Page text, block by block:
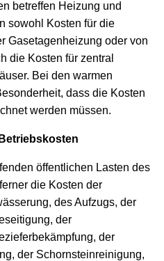
betreffen Heizung und
sowohl Kosten für die
Gasetagenheizung oder von
die Kosten für zentral
Bei den warmen
dass die Kosten
werden müssen.
öffentlichen Lasten des
die Kosten der
des Aufzugs, der
der
der
der Schornsteinreinigung,